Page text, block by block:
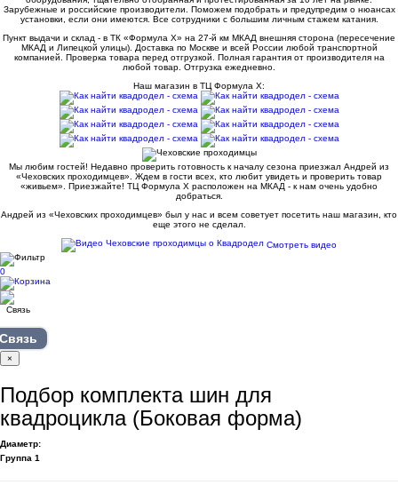
Зарубежные и российские производители. Поможем подобрать и предупредим о нюансах
установки, если они имеются. Все сотрудники с большим личным стажем катания.
Пункт выдачи и склад - в ТК «Формула X» на 27-й км МКАД внешняя сторона (пересечение
МКАД и Липецкой улицы). Доставка по Москве и всей России любой транспортной
компанией. Проверка товара перед отгрузкой. Полная гарантия от производителя на
любой товар. Отгрузка ежедневно.
Наш магазин в ТЦ Формула Х:
Мы любим гостей! Недавно проверить готовность к началу сезона приезжал Андрей из
«Чеховских проходимцев». Ждем в гости всех, кто любит увидеть и проверить товар
«живьем». Приезжайте! ТЦ Формула Х расположен на МКАД - к нам очень удобно
добраться.
Андрей из «Чеховских проходимцев» был у нас и всем советует посетить наш магазин, кто
еще этого не сделал.
Смотреть видео
0
×
Подбор комплекта шин для
квадроцикла (Боковая форма)
Диаметр:
Группа 1